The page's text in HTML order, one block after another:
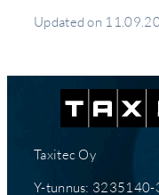
Updated on
Taxitec Oy
Y-tunnus: 3235140-